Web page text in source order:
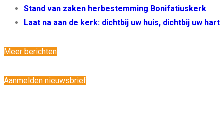
Stand van zaken herbestemming Bonifatiuskerk
Laat na aan de kerk: dichtbij uw huis, dichtbij uw hart
Meer berichten
Aanmelden nieuwsbrief